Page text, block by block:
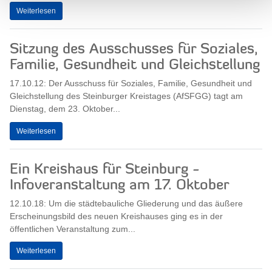
Weiterlesen
Sitzung des Ausschusses für Soziales,
Familie, Gesundheit und Gleichstellung
17.10.12: Der Ausschuss für Soziales, Familie, Gesundheit und
Gleichstellung des Steinburger Kreistages (AfSFGG) tagt am
Dienstag, dem 23. Oktober...
Weiterlesen
Ein Kreishaus für Steinburg -
Infoveranstaltung am 17. Oktober
12.10.18: Um die städtebauliche Gliederung und das äußere
Erscheinungsbild des neuen Kreishauses ging es in der
öffentlichen Veranstaltung zum...
Weiterlesen